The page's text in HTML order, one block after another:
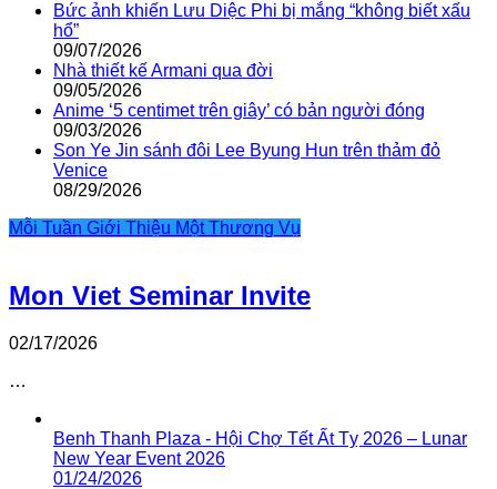
Bức ảnh khiến Lưu Diệc Phi bị mắng “không biết xấu
hổ”
09/07/2026
Nhà thiết kế Armani qua đời
09/05/2026
Anime ‘5 centimet trên giây’ có bản người đóng
09/03/2026
Son Ye Jin sánh đôi Lee Byung Hun trên thảm đỏ
Venice
08/29/2026
Mỗi Tuần Giới Thiệu Một Thương Vụ
Mon Viet Seminar Invite
02/17/2026
…
Benh Thanh Plaza - Hội Chợ Tết Ất Tỵ 2026 – Lunar
New Year Event 2026
01/24/2026